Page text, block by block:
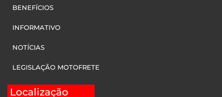
BENEFÍCIOS
INFORMATIVO
NOTÍCIAS
LEGISLAÇÃO MOTOFRETE
Localização